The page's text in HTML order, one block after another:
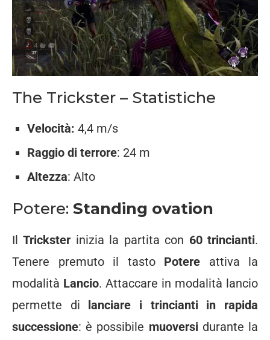
The Trickster – Statistiche
Velocità: 4,4 m/s
Raggio di terrore: 24 m
Altezza: Alto
Potere: Standing ovation
IlTrickster inizia la partita con 60 trincianti.
Tenere premuto il tasto Potere attiva la
modalità Lancio. Attaccare in modalità lancio
permette di lanciare i trincianti in rapida
successione: è possibile muoversi durante la